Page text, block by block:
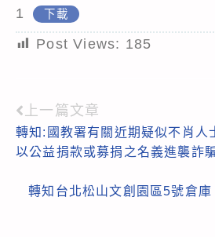
1
下載
Post Views: 185
Read
more
上一篇文章
轉知:國教署有關近期疑似不肖人
以公益捐款或募捐之名義進襲詐
轉知台北松山文創園區5號倉